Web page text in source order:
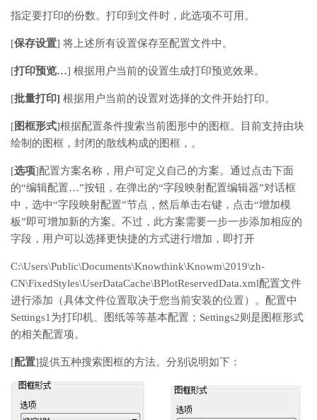
指定要打印的份数。打印到文件时，此选项不可用。
[保存设置] 将上述所有设置保存至配置文件中。
[打印预览…] 根据用户当前的设置生成打印预览效果。
[批量打印] 根据用户当前的设置对选择的文件开始打印。
[图框形式]根据配置条件搜索当前图形中的图框。目前支持由块
绘制的图框，封闭的散线构成的图框，。
[选项]配置方案名称，用户可定义自己的方案。通过点击下面
的“编辑配置…”按钮，在弹出的“字段映射配置编辑器”对话框
中，选中“字段映射配置”节点，然后单击右键，点击“增加模
板”即可增加新的方案。不过，此方案需要一步一步添加相应的
字段，用户可以选择更快捷的方式进行增加，即打开
C:\Users\Public\Documents\Knowthink\Knowm\2019\zh-
CN\FixedStyles\UserDataCache\BPlotReservedData.xml配置文件
进行添加（具体文件位置取决于您当前安装的位置）。配置中
Settings1为打印机、图纸等等基本配置；Settings2则是图框形式
的相关配置项。
[配置]提供五种搜索图框的方法。分别说明如下：